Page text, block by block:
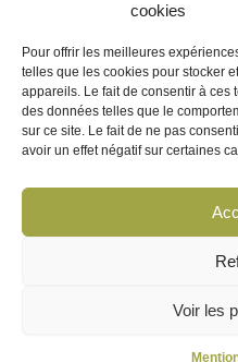
cookies
Pour offrir les meilleures
telles que les cookies pour stocker
appareils. Le fait de consentir à ces
des données telles que le
sur ce site. Le fait de ne pas
avoir un effet négatif sur certaines
Voir les
Liens
Accueil
Le livre
Contact